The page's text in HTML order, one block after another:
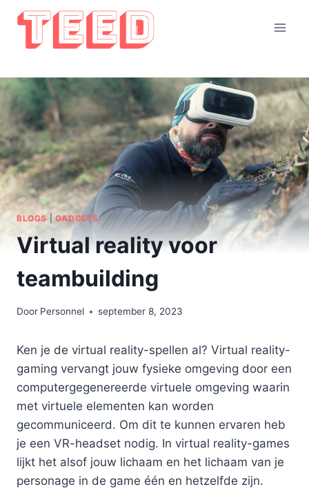
Doorgaan
naar
inhoud
BLOGS |GADGETS
Virtual reality voor
teambuilding
Door Personnel september 8, 2023
Ken je de virtual reality-spellen al? Virtual reality-
gaming vervangt jouw fysieke omgeving door een
computergegenereerde virtuele omgeving waarin
met virtuele elementen kan worden
gecommuniceerd. Om dit te kunnen ervaren heb
je een VR-headset nodig. In virtual reality-games
lijkt het alsof jouw lichaam en het lichaam van je
personage in de game één en hetzelfde zijn.